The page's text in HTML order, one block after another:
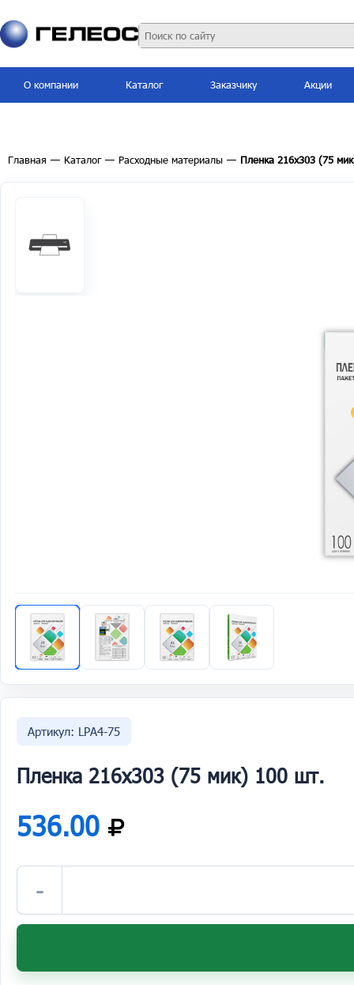
О компании Каталог Заказчику Акции
Главная — Каталог — Расходные материалы — Пленка 216х303 (75
Артикул: LPA4-75
Пленка 216х303 (75 мик) 100 шт.
536.00
-